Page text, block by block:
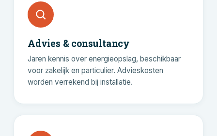
Advies & consultancy
Jaren kennis over energieopslag, beschikbaar
voor zakelijk en particulier. Advieskosten
worden verrekend bij installatie.